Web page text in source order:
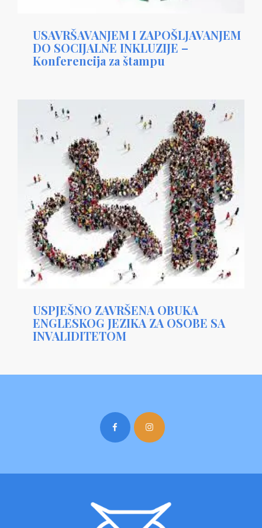
USAVRŠAVANJEM I ZAPOŠLJAVANJEM
DO SOCIJALNE INKLUZIJE –
Konferencija za štampu
USPJEŠNO ZAVRŠENA OBUKA
ENGLESKOG JEZIKA ZA OSOBE SA
INVALIDITETOM